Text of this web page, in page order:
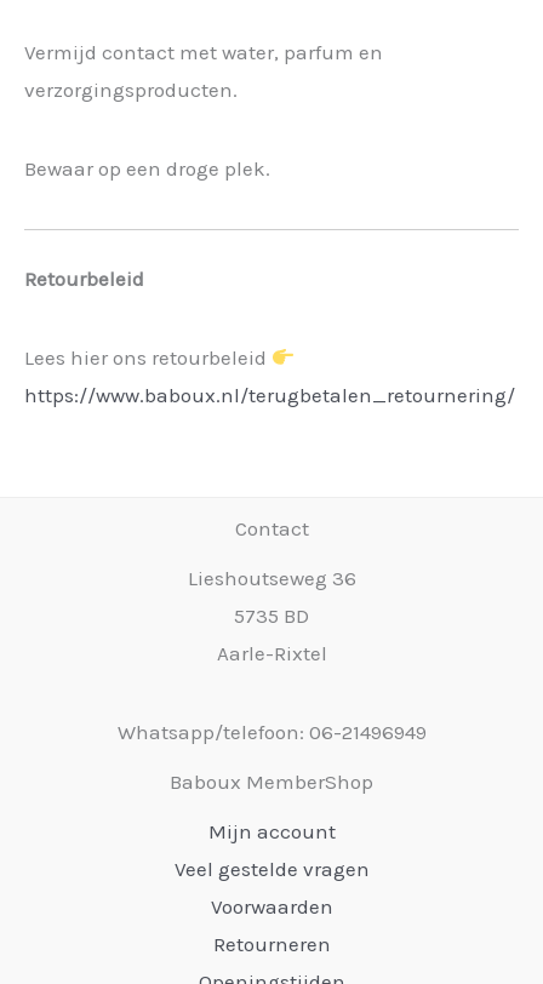
Vermijd contact met water, parfum en
verzorgingsproducten.
Bewaar op een droge plek.
Retourbeleid
Lees hier ons retourbeleid
https://www.baboux.nl/terugbetalen_retournering/
Contact
Lieshoutseweg 36
5735 BD
Aarle-Rixtel
Whatsapp/telefoon: 06-21496949
Baboux MemberShop
Mijn account
Veel gestelde vragen
Voorwaarden
Retourneren